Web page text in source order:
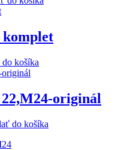
komplet
košíka
originál
do košíka